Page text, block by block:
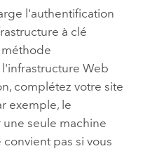
l'authentification
à clé
Web
complétez votre site
exemple, le
seule machine
pas si vous